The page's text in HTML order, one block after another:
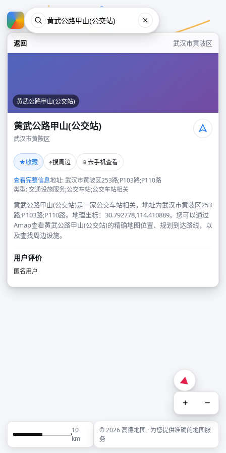
返回 武汉市黄陂区
黄武公路甲山(公交站)
黄武公路甲山(公交站)
武汉市黄陂区
★收藏 ⌖搜周边 📱 去手机查看
查看完整信息地址: 武汉市黄陂区253路;P103路;P110路
类型: 交通设施服务;公交车站;公交车站相关
黄武公路甲山(公交站)是一家公交车站相关，地址为武汉市黄陂区253
路;P103路;P110路。地理坐标：30.792778,114.410889。您可以通过
Amap查看黄武公路甲山(公交站)的精确地图位置、规划到达路线，以
及查找周边设施。
用户评价
匿名用户
+ −
10
km
© 2026 高德地图 · 为您提供准确的地图服
务